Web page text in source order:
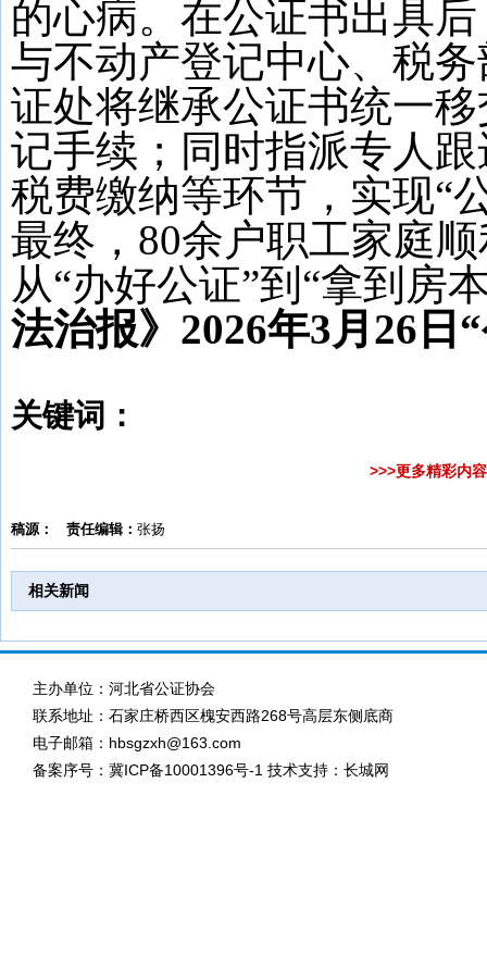
的心病。在公证书出具
与不动产登记中心、税
证处将继承公证书统一
记手续；同时指派专人
税费缴纳等环节，实现
最终，80余户职工家庭
从“办好公证”到“拿到房
法治报》2026年3月 26 日
关键词：
>>>更多精彩内
稿源： 责任编辑： 张扬
相关新闻
主办单位：河北省公证协会
联系地址：石家庄桥西区槐安西路268号高层东侧底商
电子邮箱：hbsgzxh@163.com
备案序号： 冀ICP备10001396号-1 技术支持：长城网